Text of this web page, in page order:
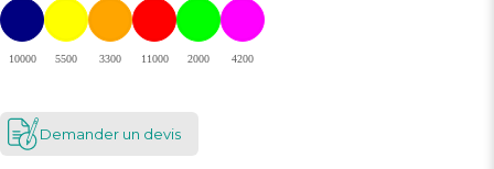
10000 5500 3300 11000 2000 4200
Demander un devis